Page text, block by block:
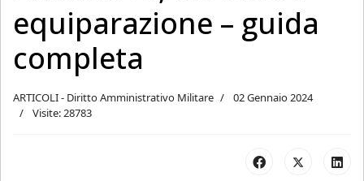
equiparazione – guida
completa
ARTICOLI - Diritto Amministrativo Militare
02 Gennaio 2024
Visite: 28783